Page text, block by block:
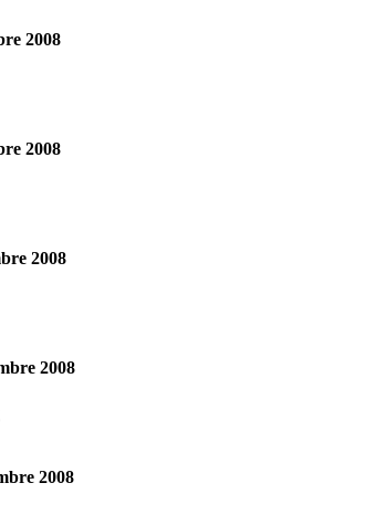
2008
2008
2008
2008
2008